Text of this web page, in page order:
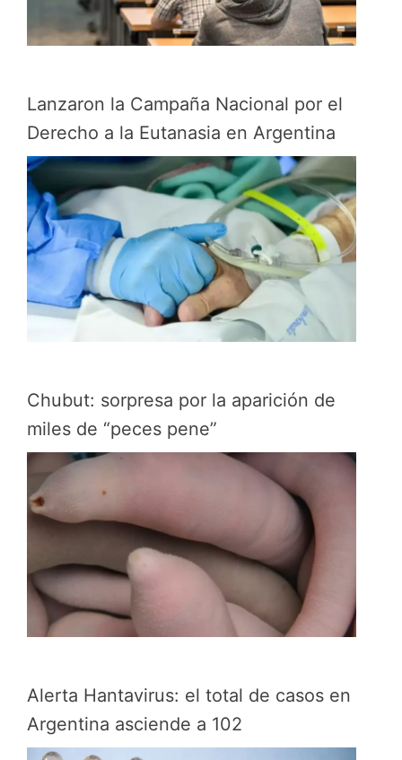
Lanzaron la Campaña Nacional por el
Derecho a la Eutanasia en Argentina
Chubut: sorpresa por la aparición de
miles de “peces pene”
Alerta Hantavirus: el total de casos en
Argentina asciende a 102